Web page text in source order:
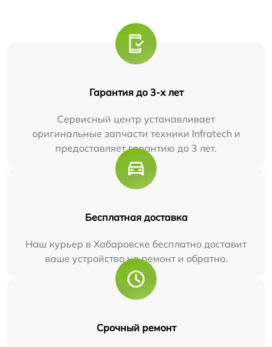
Гарантия до 3-х лет
Сервисный центр устанавливает
оригинальные запчасти техники Infratech и
предоставляет гарантию до 3 лет.
Бесплатная доставка
Наш курьер в Хабаровске бесплатно доставит
ваше устройство на ремонт и обратно.
Срочный ремонт